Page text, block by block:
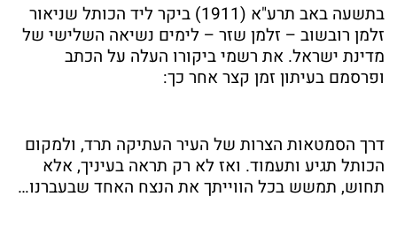
בתשעה באב תרע"א (1911) ביקר ליד הכותל שניאור
זלמן רובשוב – זלמן שזר – לימים נשיאה השלישי של
מדינת ישראל. את רשמי ביקורו העלה על הכתב
ופרסמם בעיתון זמן קצר אחר כך:
דרך הסמטאות הצרות של העיר העתיקה תרד, ולמקום
הכותל תגיע ותעמוד. ואז לא רק תראה בעיניך, אלא
תחוש, תמשש בכל הווייתך את הנצח האחד שבעברנו…